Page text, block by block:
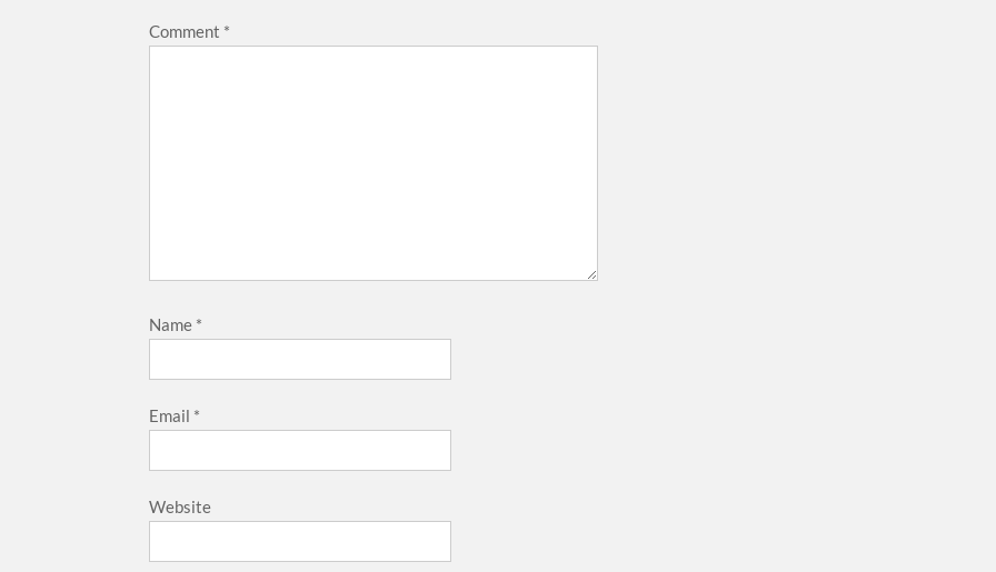
Comment *
Name *
Email *
Website